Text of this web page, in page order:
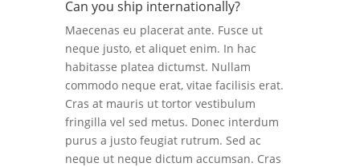
Can you ship internationally?
Maecenas eu placerat ante. Fusce ut
neque justo, et aliquet enim. In hac
habitasse platea dictumst. Nullam
commodo neque erat, vitae facilisis erat.
Cras at mauris ut tortor vestibulum
fringilla vel sed metus. Donec interdum
purus a justo feugiat rutrum. Sed ac
neque ut neque dictum accumsan. Cras